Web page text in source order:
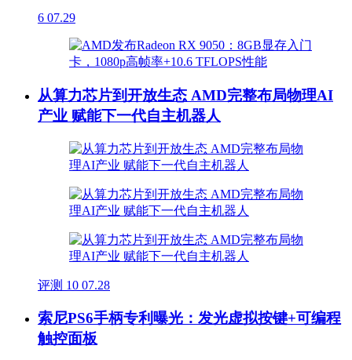
6 07.29
从算力芯片到开放生态 AMD完整布局物理AI
产业 赋能下一代自主机器人
评测 10 07.28
索尼PS6手柄专利曝光：发光虚拟按键+可编程
触控面板